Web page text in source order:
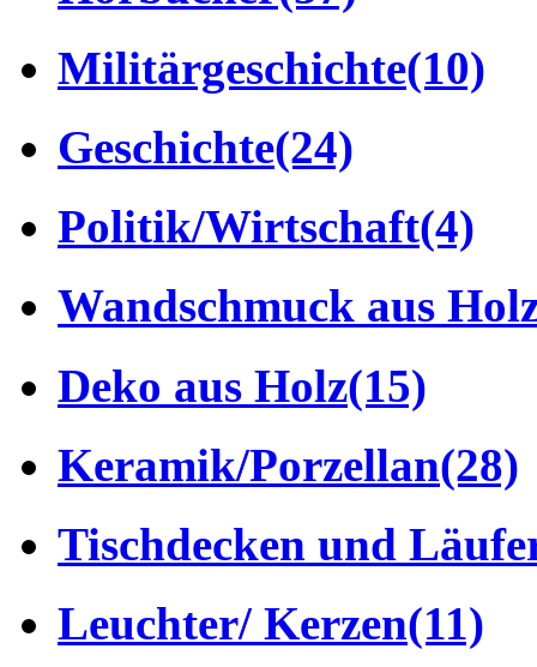
Militärgeschichte(10)
Geschichte(24)
Politik/Wirtschaft(4)
Wandschmuck aus
Deko aus Holz(15)
Keramik/Porzellan(28)
Tischdecken und
Leuchter/ Kerzen(11)